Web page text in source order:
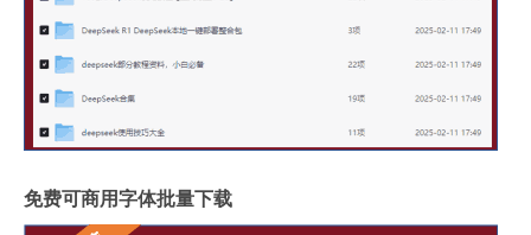
免费可商用字体批量下载